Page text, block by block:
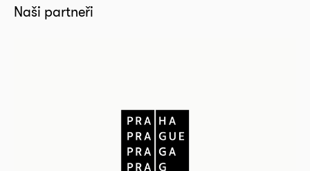
Naši partneři